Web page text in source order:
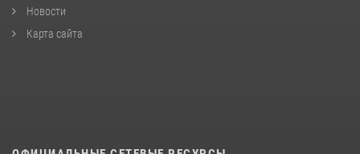
Новости
Карта сайта